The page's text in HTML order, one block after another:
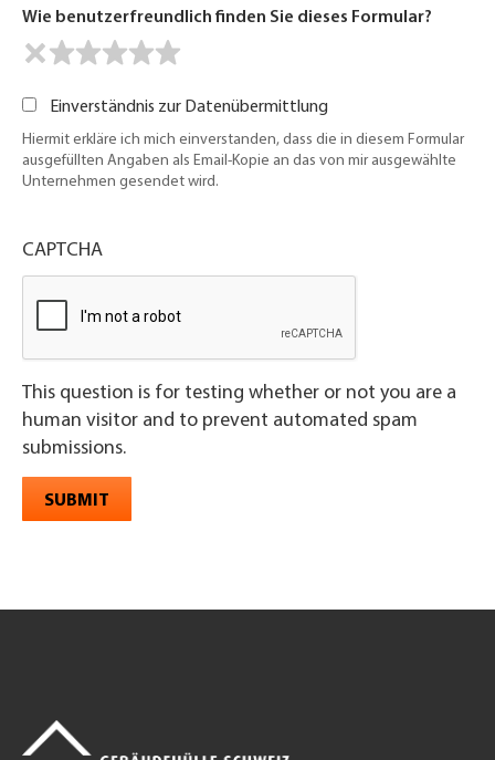
Wie benutzerfreundlich finden Sie dieses Formular?
Einverständnis zur Datenübermittlung
Hiermit erkläre ich mich einverstanden, dass die in diesem Formular
ausgefüllten Angaben als Email-Kopie an das von mir ausgewählte
Unternehmen gesendet wird.
CAPTCHA
This question is for testing whether or not you are a
human visitor and to prevent automated spam
submissions.
SUBMIT